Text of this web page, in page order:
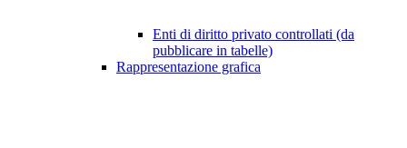
Enti di diritto privato controllati (da
pubblicare in tabelle)
Rappresentazione grafica